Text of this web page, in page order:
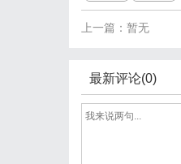
上一篇：暂无
最新评论(0)